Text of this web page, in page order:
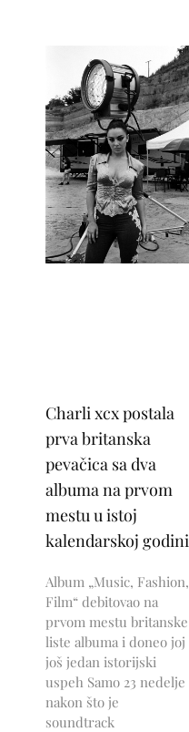
Charli xcx postala
prva britanska
pevačica sa dva
albuma na prvom
mestu u istoj
kalendarskoj godini
Album „Music, Fashion,
Film“ debitovao na
prvom mestu britanske
liste albuma i doneo joj
još jedan istorijski
uspeh Samo 23 nedelje
nakon što je
soundtrack